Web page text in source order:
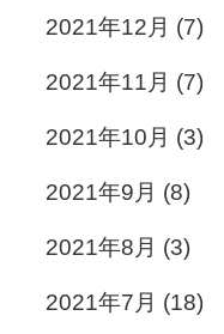
2021年12月 (7)
2021年11月 (7)
2021年10月 (3)
2021年9月 (8)
2021年8月 (3)
2021年7月 (18)